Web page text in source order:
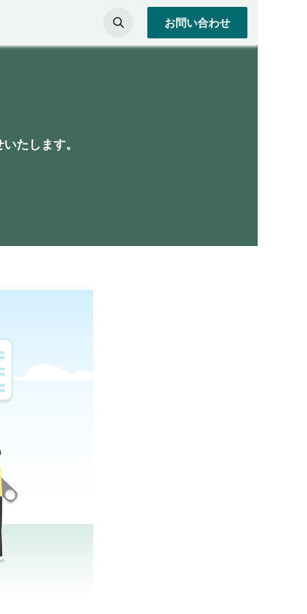
お問い合わせ
たします。